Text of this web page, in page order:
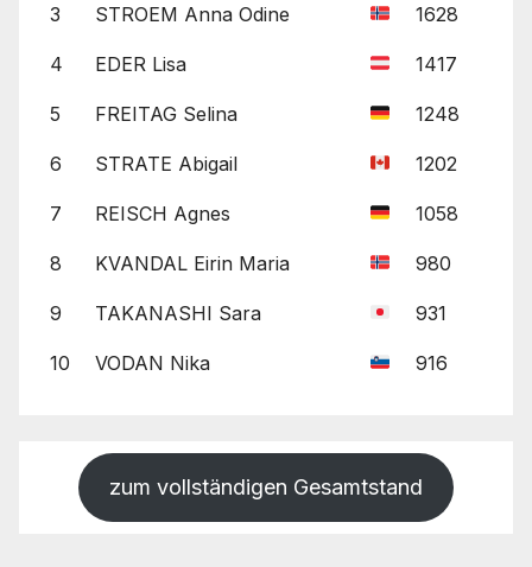
3 STROEM Anna Odine 1628
4 EDER Lisa 1417
5 FREITAG Selina 1248
6 STRATE Abigail 1202
7 REISCH Agnes 1058
8 KVANDAL Eirin Maria 980
9 TAKANASHI Sara 931
10 VODAN Nika 916
zum vollständigen Gesamtstand